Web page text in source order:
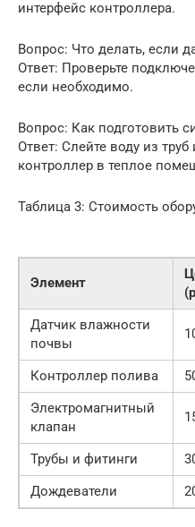
интерфейс контроллера.
Вопрос: Что делать, если
Ответ: Проверьте
если необходимо.
Вопрос: Как подготовить
Ответ: Слейте воду из труб
контроллер в теплое
Таблица 3: Стоимость
Элемент
Датчик влажности
почвы
Контроллер полива
Электромагнитный
клапан
Трубы и фитинги
Дождеватели